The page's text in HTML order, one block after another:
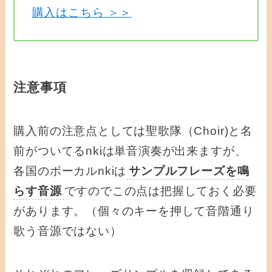
購入はこちら ＞＞
注意事項
購入前の注意点としては聖歌隊（Choir)と名
前がついてるnkiは単音演奏が出来ますが、
各国のボーカルnkiは サンプルフレーズを鳴
らす音源 ですのでこの点は把握しておく必要
があります。（個々のキーを押して音階通り
歌う音源ではない）